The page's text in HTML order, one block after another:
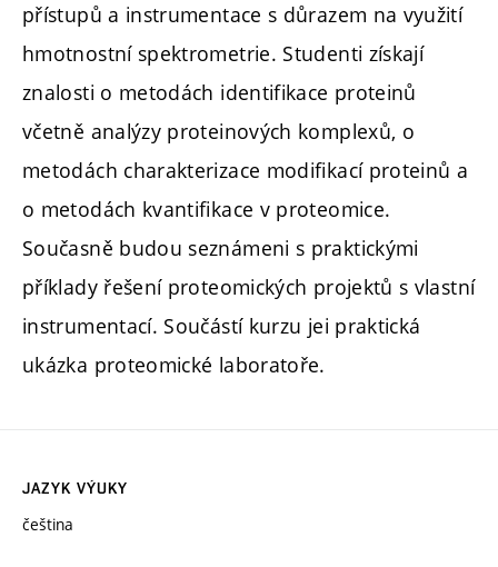
přístupů a instrumentace s důrazem na využití
hmotnostní spektrometrie. Studenti získají
znalosti o metodách identifikace proteinů
včetně analýzy proteinových komplexů, o
metodách charakterizace modifikací proteinů a
o metodách kvantifikace v proteomice.
Současně budou seznámeni s praktickými
příklady řešení proteomických projektů s vlastní
instrumentací. Součástí kurzu jei praktická
ukázka proteomické laboratoře.
JAZYK VÝUKY
čeština